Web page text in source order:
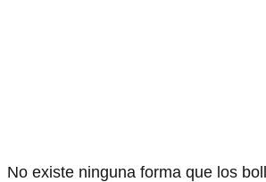
No existe ninguna forma que los